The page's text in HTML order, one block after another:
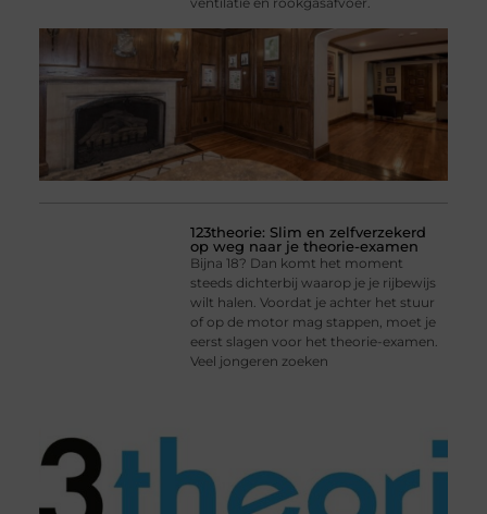
123theorie: Slim en zelfverzekerd
op weg naar je theorie-examen
Bijna 18? Dan komt het moment
steeds dichterbij waarop je je rijbewijs
wilt halen. Voordat je achter het stuur
of op de motor mag stappen, moet je
eerst slagen voor het theorie-examen.
Veel jongeren zoeken